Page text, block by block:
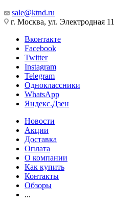
sale@ktnd.ru
г. Москва, ул. Электродная 11
Вконтакте
Facebook
Twitter
Instagram
Telegram
Одноклассники
WhatsApp
Яндекс.Дзен
Новости
Акции
Доставка
Оплата
О компании
Как купить
Контакты
Обзоры
...